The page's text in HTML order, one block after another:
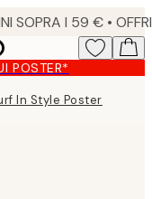
POSTER*
In Style Poster